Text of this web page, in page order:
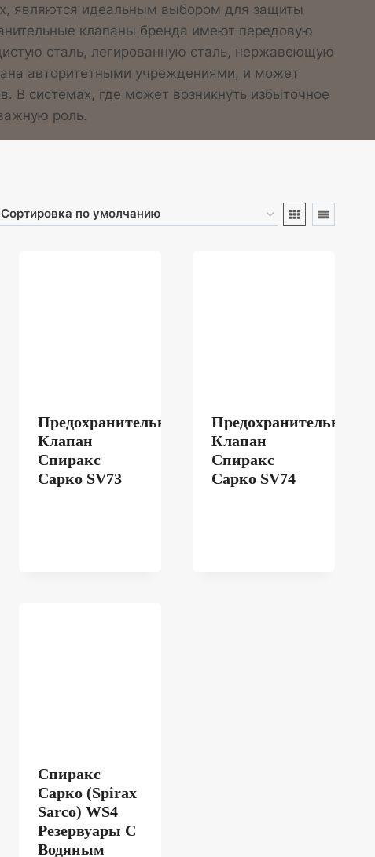
являются идеальным выбором для защиты
клапаны бренда имеют передовую
сталь, легированную сталь, нержавеющую
авторитетными учреждениями, и может
В системах, где может возникнуть избыточное
роль.
Предохранительный
Клапан
Спиракс
Сарко SV73
Предохранительный
Клапан
Спиракс
Сарко SV74
Спиракс
Сарко (Spirax
Sarco) WS4
Резервуары С
Водяным